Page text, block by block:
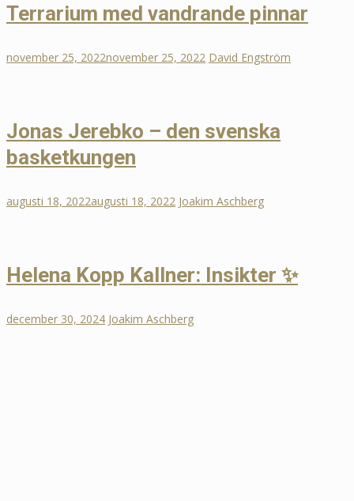
Terrarium med vandrande pinnar
november 25, 2022november 25, 2022 David Engström
Jonas Jerebko – den svenska
basketkungen
augusti 18, 2022augusti 18, 2022 Joakim Aschberg
Helena Kopp Kallner: Insikter ✨
december 30, 2024 Joakim Aschberg